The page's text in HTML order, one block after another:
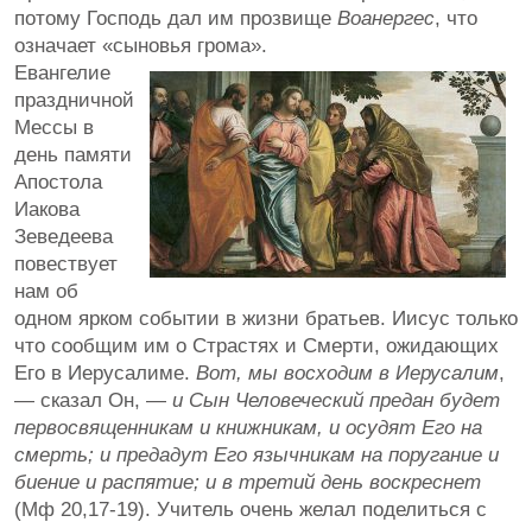
потому Господь дал им прозвище Воанергес, что
означает «сыновья грома».
Евангелие
праздничной
Мессы в
день памяти
Апостола
Иакова
Зеведеева
повествует
нам об
одном ярком событии в жизни братьев. Иисус только
что сообщим им о Страстях и Смерти, ожидающих
Его в Иерусалиме. Вот, мы восходим в Иерусалим,
— сказал Он, — и Сын Человеческий предан будет
первосвященникам и книжникам, и осудят Его на
смерть; и предадут Его язычникам на поругание и
биение и распятие; и в третий день воскреснет
(Мф 20,17-19). Учитель очень желал поделиться с